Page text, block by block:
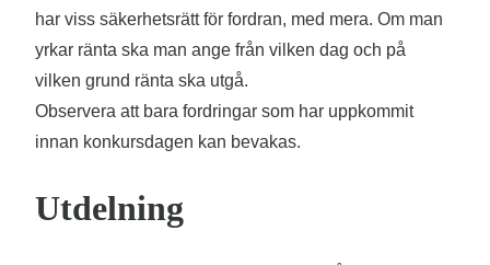
har viss säkerhetsrätt för fordran, med mera. Om man
yrkar ränta ska man ange från vilken dag och på
vilken grund ränta ska utgå.
Observera att bara fordringar som har uppkommit
innan konkursdagen kan bevakas.
Utdelning